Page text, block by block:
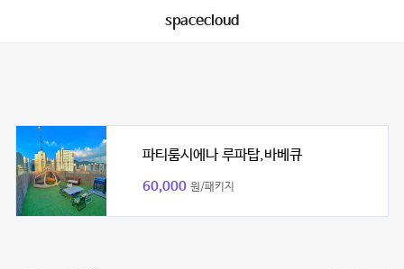
spacecloud
파티룸시에나 루파탑,바베큐
60,000 원/패키지